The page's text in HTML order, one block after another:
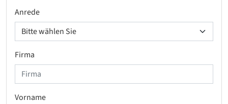
Anrede
Firma
Vorname